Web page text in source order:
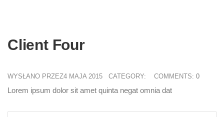
Client Four
WYSŁANO PRZEZ4 MAJA 2015 CATEGORY: COMMENTS: 0
Lorem ipsum dolor sit amet quinta negat omnia dat